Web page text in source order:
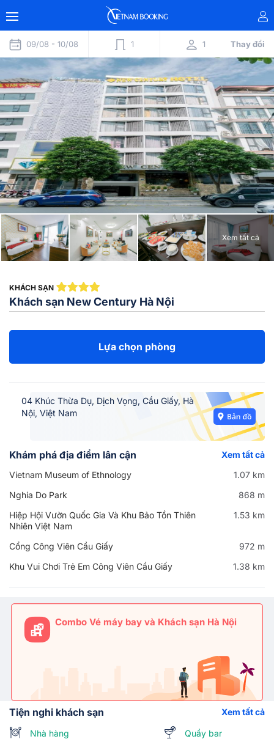
09/08 - 10/08 1 1 Thay đổi
Xem tất cả
KHÁCH SẠN
Khách sạn New Century Hà Nội
Lựa chọn phòng
04 Khúc Thừa Dụ, Dịch Vọng, Cầu Giấy, Hà
Nội, Việt Nam
Khám phá địa điểm lân cận
Xem tất cả
Vietnam Museum of Ethnology
1.07 km
Nghia Do Park
868 m
Hiệp Hội Vườn Quốc Gia Và Khu Bảo Tồn Thiên
Nhiên Việt Nam
1.53 km
Cổng Công Viên Cầu Giấy
972 m
Khu Vui Chơi Trẻ Em Công Viên Cầu Giấy
1.38 km
Combo Vé máy bay và Khách sạn Hà Nội
Tiện nghi khách sạn Xem tất cả
Nhà hàng Quầy bar